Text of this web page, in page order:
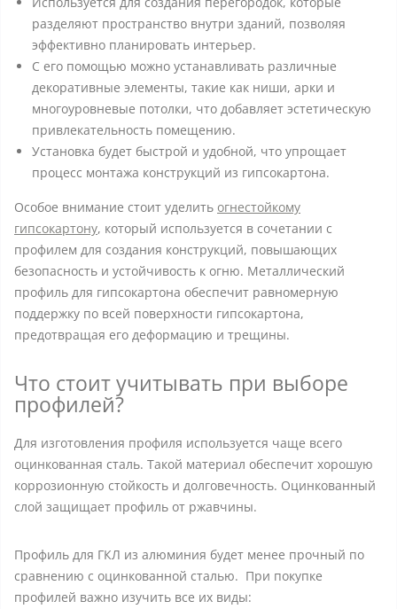
разделяют пространство внутри зданий, позволяя
эффективно планировать интерьер.
С его помощью можно устанавливать различные
декоративные элементы, такие как ниши, арки и
многоуровневые потолки, что добавляет эстетическую
привлекательность помещению.
Установка будет быстрой и удобной, что упрощает
процесс монтажа конструкций из гипсокартона.
Особое внимание стоит уделить огнестойкому
гипсокартону, который используется в сочетании с
профилем для создания конструкций, повышающих
безопасность и устойчивость к огню. Металлический
профиль для гипсокартона обеспечит равномерную
поддержку по всей поверхности гипсокартона,
предотвращая его деформацию и трещины.
Что стоит учитывать при выборе
профилей?
Для изготовления профиля используется чаще всего
оцинкованная сталь. Такой материал обеспечит хорошую
коррозионную стойкость и долговечность. Оцинкованный
слой защищает профиль от ржавчины.
Профиль для ГКЛ из алюминия будет менее прочный по
сравнению с оцинкованной сталью. При покупке
профилей важно изучить все их виды: